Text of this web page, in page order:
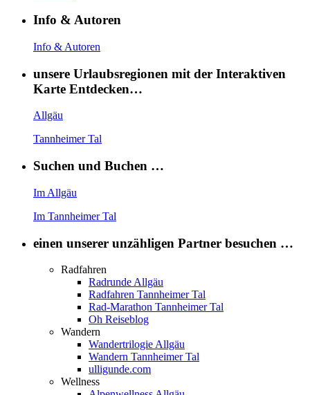
Info & Autoren
Info & Autoren
unsere Urlaubsregionen mit der Interaktiven
Karte Entdecken…
Allgäu
Tannheimer Tal
Suchen und Buchen …
Im Allgäu
Im Tannheimer Tal
einen unserer unzähligen Partner besuchen …
Radfahren
Radrunde Allgäu
Radfahren Tannheimer Tal
Rad-Marathon Tannheimer Tal
Oh Reiseblog
Wandern
Wandertrilogie Allgäu
Wandern Tannheimer Tal
ulligunde.com
Wellness